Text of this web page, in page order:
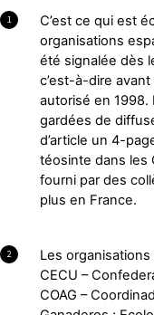
1
C’est ce qui est
organisations
été signalée dès
c’est-à-dire
autorisé en
gardées de
d’article un 4-
téosinte dans les
fourni par des
plus en France.
2
Les
CECU –
COAG –